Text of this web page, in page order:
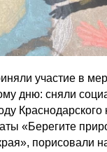
участие в
дню: сняли
Краснодарского
«Берегите
порисовали